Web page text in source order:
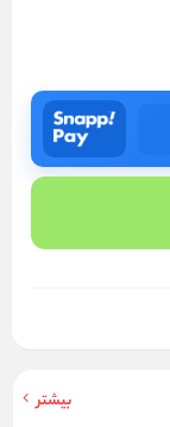
بیشتر